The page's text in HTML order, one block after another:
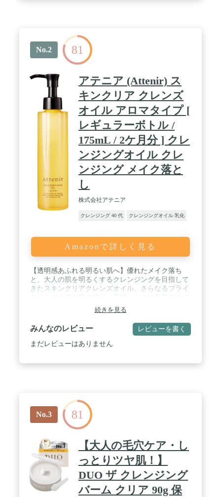
香料・合成色素・石油系界面活性剤・紫外線吸収剤
を一切使っていません。※製造年月日入。 ※ノンコ
メドジェニックテスト済み。／ 【商品を航空便で送
る際のご注意】 ※本品は、航空法で定める航空危険
物には該当しません。 / 【全成分】エチルヘキサン
酸セチル、ジイソノナン酸ＢＧ、ジイソステアリン
酸ポリグリセリル－１０、ジメチコン、ヘキサカプ
リル酸ポリグリセリル－２０、オクタイソノナン酸
ポリグリセリル－２０、グリセリン、ジフェニルシ
ロキシフェニルトリメチコン、トリデカン、ジカプ
リリルエーテル、（ベヘン酸／エイコサン二酸）グ
リセリル、炭、パイロフェライト、石英、カオリ
ン、コメヌカエキス、加水分解ダイズタンパク、ホ
ップエキス、チャ葉エキス、オニイチゴ根エキス、
ユズ果皮油、ローズマリー葉油、ＰＥＧ／ＰＰＧ／
ポリブチレングリコール－８／５／３グリセリン、
ＰＰＧ－２アルギニン、ＢＧ、ペンチレングリコー
ル、水、ステアリン酸イヌリン、ステアロイルグル
タミン酸２Ｎａ、水酸化Ａｌ、シクロペンタシロキ
サン、ヒマワリ種子油、トコフェロール、乳酸、酸
No.2 81
アテニア (Attenir) ス
キンクリア クレンズ
オイル アロマタイプ [
レギュラーボトル /
175mL / 2ケ月分 ] クレ
ンジングオイル クレ
ンジング メイク落と
し
株式会社アテニア
クレンジング 40 代 クレンジングオイル 乳化
Amazonで詳しく見る
【透明感あふれる明るい肌へ】優れたメイク落ち
と、大人の肌を明るくするクレンジングを目指して
きたスキンクリアクレンズオイル。さらなるブライ
ジングくすみ*。クレンジングのたびに肌をやわら
かく、無垢な素肌へと洗い上げます。*年齢による
古い角質の蓄積で肌がくすんで見える様子のこと。
/ 【大人の為の美肌ケア】エイジングケアを見据
え、8種の天然植物オイルを厳選。明るくやわらか
の弾力オイル。弾力のあるとろみがメイクにしっか
りと絡んで浮かし、マスカラやリキッドアイライナ
ーまでするんとオフ。贅沢な使用感と素早いメイク
落ちを両立させました。W洗顔不要・濡れた手でも
OK・まつ毛エクステにも使えるクレンジングオイ
ルです。 / 【贅沢なシトラスの香り】レモングラス
やベルガモットなどをブレンドした、瑞々しい「リ
フレシングシトラス」。1日の終わりにクレンジン
グの時間が待ち遠しくなるような、心が和む至福の
香りです。 / 【商品詳細】内容量：175ml /約2ケ月
分、タイプ：アロマタイプ【商品特徴】ダブル洗顔
続きを見る
みんなのレビュー レビューを書く
まだレビューはありません
No.3 81
【大人の毛穴ケア・し
っとりツヤ肌！】
DUO ザ クレンジング
バーム クリア 90g 保